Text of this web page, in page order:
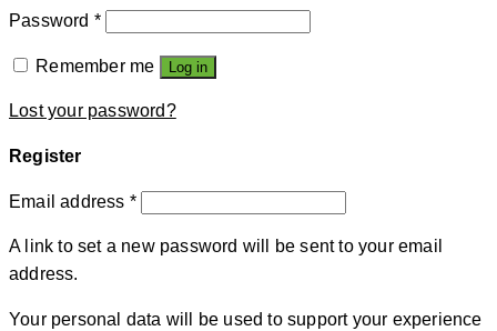
Password *
Remember me Log in
Lost your password?
Register
Email address *
A link to set a new password will be sent to your email
address.
Your personal data will be used to support your experience